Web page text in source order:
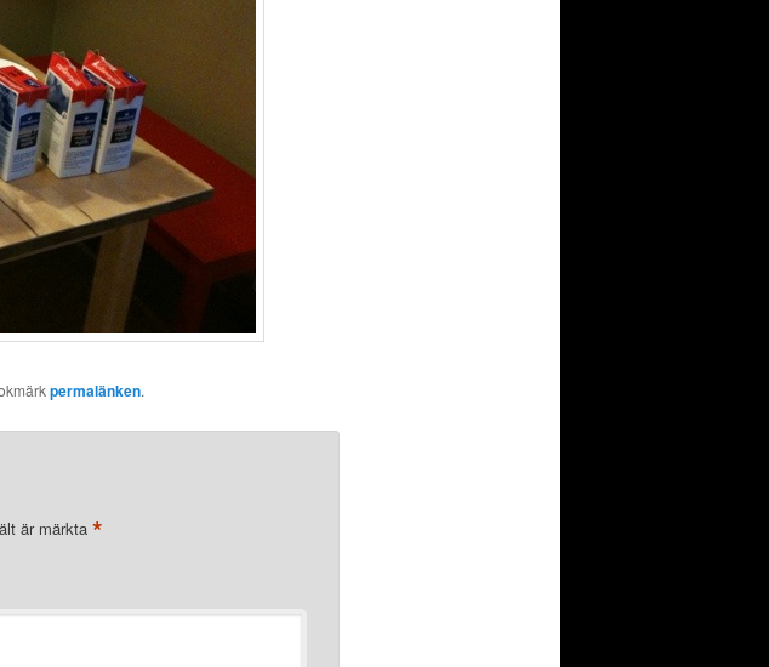
permalänken.
är märkta *